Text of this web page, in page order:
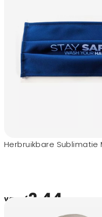
Herbruikbare Sublimatie
vanaf2,44